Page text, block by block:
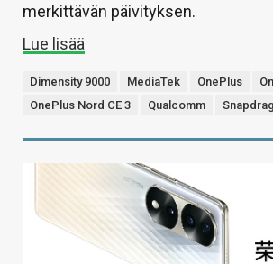
merkittävän päivityksen.
Lue lisää
Dimensity 9000 MediaTek OnePlus
OnePlus Nord CE 3
Qualcomm